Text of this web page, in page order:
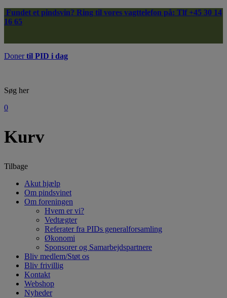
Hop
til
Fundet et pindsvin? Ring til vores vagttelefon på: Tlf +45 30 14
16 65
Doner til PID i dag
Søg her
0
Kurv
Tilbage
Akut hjælp
Om pindsvinet
Om foreningen
Hvem er vi?
Vedtægter
Referater fra PIDs generalforsamling
Økonomi
Sponsorer og Samarbejdspartnere
Bliv medlem/Støt os
Bliv frivillig
Kontakt
Webshop
Nyheder